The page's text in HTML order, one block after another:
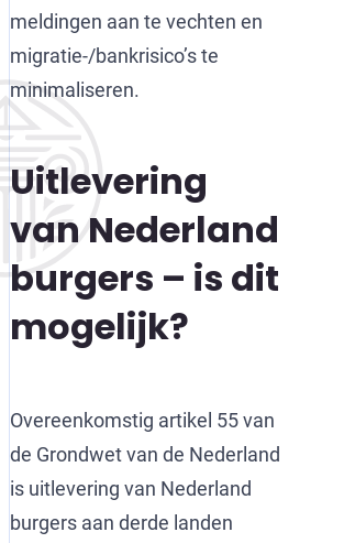
meldingen aan te vechten en
migratie-/bankrisico’s te
minimaliseren.
Uitlevering
van Nederland
burgers – is dit
mogelijk?
Overeenkomstig artikel 55 van
de Grondwet van de Nederland
is uitlevering van Nederland
burgers aan derde landen